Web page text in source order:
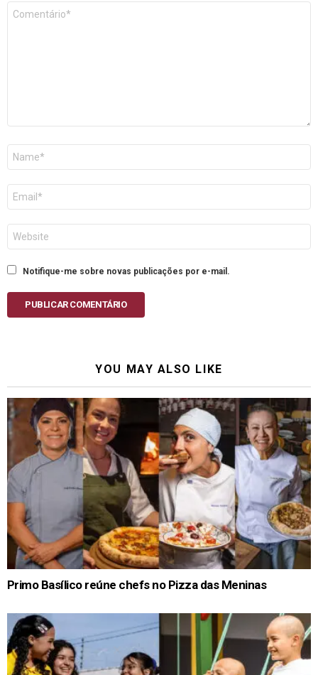
mail
Notifique-me sobre novas publicações por e-mail.
PUBLICAR COMENTÁRIO
YOU MAY ALSO LIKE
Primo Basílico reúne chefs no Pizza das Meninas